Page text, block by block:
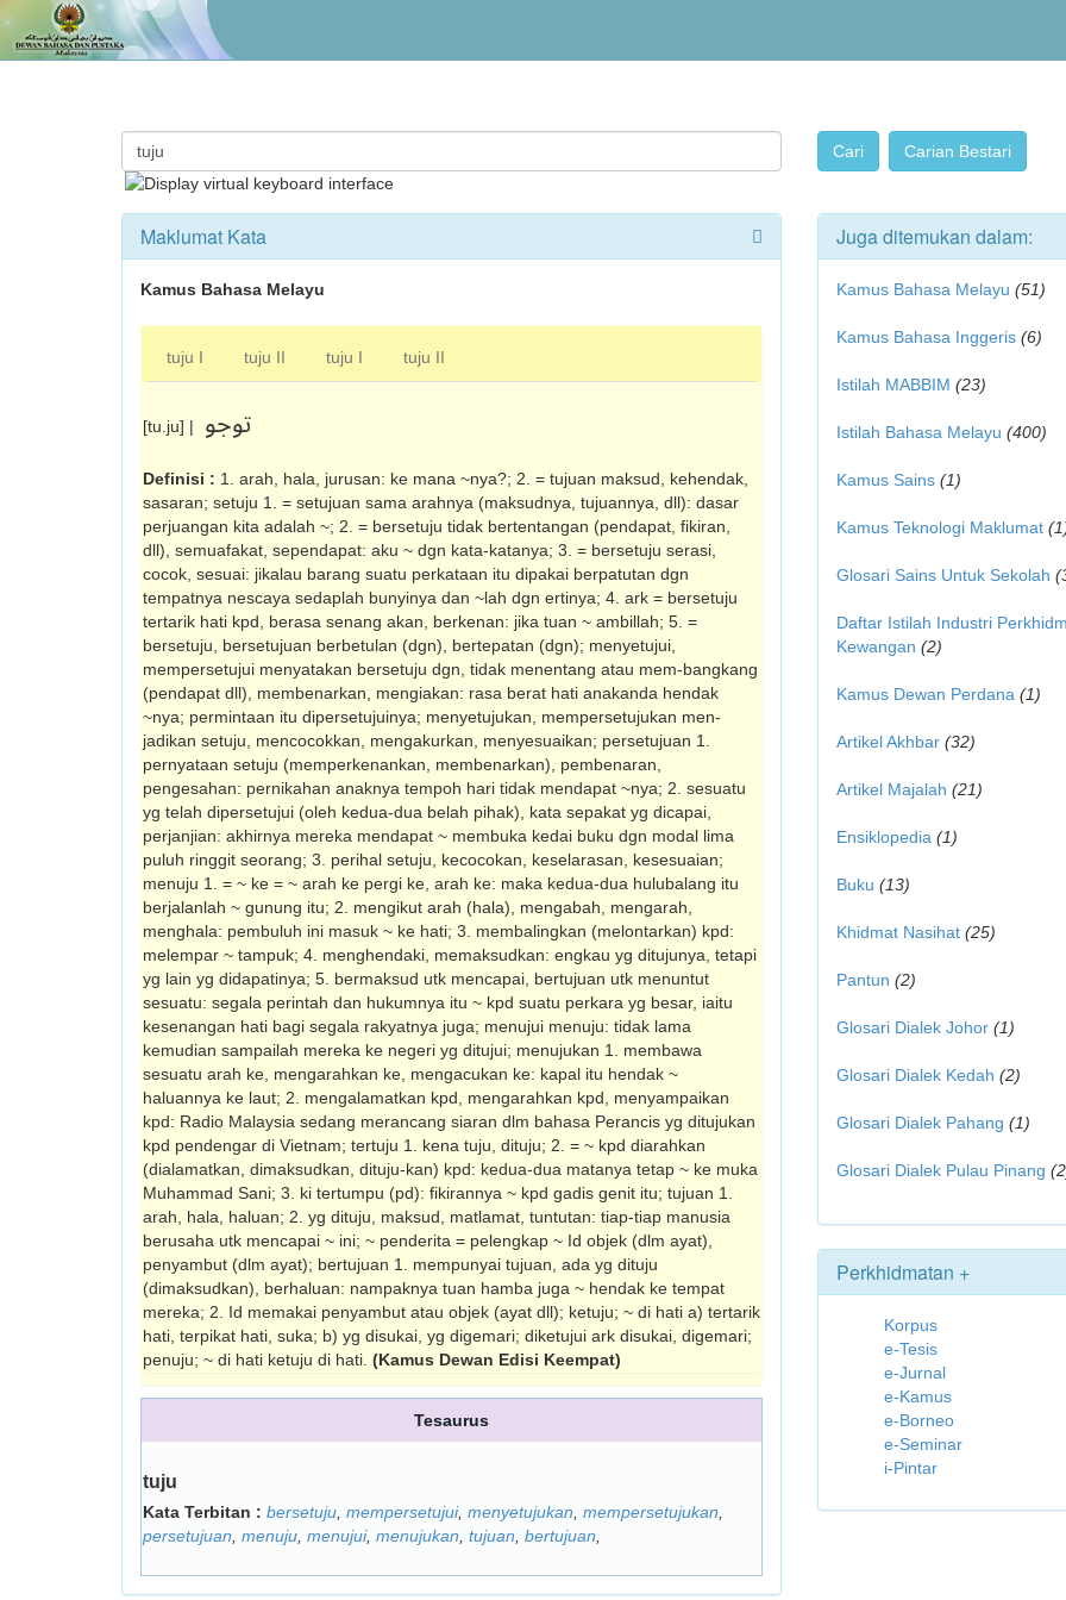
Maklumat Kata
Kamus Bahasa Melayu
tuju I tuju II tuju I tuju II
[tu.ju] | توجو
Definisi : 1. arah, hala, jurusan: ke mana ~nya?; 2. = tujuan maksud, kehendak,
sasaran; setuju 1. = setujuan sama arahnya (mak­sud­nya, tujuannya, dll): dasar
perjuangan kita adalah ~; 2. = bersetuju tidak ber­tentangan (pendapat, fikiran,
dll), semua­fakat, sependapat: aku ~ dgn kata-katanya; 3. = bersetuju serasi,
cocok, sesuai: jikalau barang suatu perkataan itu dipakai ber­patutan dgn
tempatnya nescaya sedaplah bunyinya dan ~lah dgn ertinya; 4. ark = bersetuju
tertarik hati kpd, berasa senang akan, berkenan: jika tuan ~ ambillah; 5. =
bersetuju, bersetujuan berbetulan (dgn), bertepatan (dgn); menyetujui,
mempersetujui menyatakan bersetuju dgn, tidak menentang atau mem-bangkang
(pendapat dll), membenarkan, mengiakan: rasa berat hati anakanda hendak
~nya; permintaan itu dipersetujuinya; menyetujukan, mempersetujukan men­
jadikan setuju, mencocokkan, mengakurkan, menyesuaikan; persetujuan 1.
pernyataan setuju (mem­perkenankan, membenarkan), pembenaran,
pengesahan: pernikahan anaknya tempoh hari tidak mendapat ~nya; 2. sesuatu
yg telah dipersetujui (oleh kedua-dua belah pihak), kata sepakat yg dicapai,
perjanjian: akhirnya mereka mendapat ~ membuka kedai buku dgn modal lima
puluh ringgit seorang; 3. perihal setuju, kecocokan, keselarasan, kesesuaian;
menuju 1. = ~ ke = ~ arah ke pergi ke, arah ke: maka kedua-dua hulubalang itu
ber­jalanlah ~ gunung itu; 2. mengikut arah (hala), mengabah, mengarah,
menghala: pem­buluh ini masuk ~ ke hati; 3. membalingkan (melontarkan) kpd:
melempar ~ tampuk; 4. menghendaki, memaksudkan: engkau yg ditujunya, tetapi
yg lain yg didapatinya; 5. bermaksud utk mencapai, bertujuan utk menuntut
sesuatu: segala perintah dan hukumnya itu ~ kpd suatu perkara yg besar, iaitu
kesenangan hati bagi segala rakyatnya juga; menujui menuju: tidak lama
kemudian sampailah mereka ke negeri yg ditujui; menujukan 1. membawa
sesuatu arah ke, mengarahkan ke, mengacukan ke: kapal itu hendak ~
haluannya ke laut; 2. meng­alamatkan kpd, mengarahkan kpd, menyam­paikan
kpd: Radio Malaysia sedang meran­cang siaran dlm bahasa Perancis yg dituju­kan
kpd pendengar di Vietnam; tertuju 1. kena tuju, dituju; 2. = ~ kpd diarahkan
(dialamatkan, dimaksudkan, dituju-kan) kpd: kedua-dua matanya tetap ~ ke muka
Muhammad Sani; 3. ki tertumpu (pd): fikirannya ~ kpd gadis genit itu; tujuan 1.
arah, hala, haluan; 2. yg dituju, maksud, matlamat, tuntutan: tiap-tiap manusia
berusaha utk mencapai ~ ini; ~ penderita = pelengkap ~ Id objek (dlm ayat),
penyambut (dlm ayat); bertujuan 1. mempunyai tujuan, ada yg dituju
(dimaksudkan), berhaluan: nampaknya tuan hamba juga ~ hendak ke tempat
mereka; 2. Id memakai penyambut atau objek (ayat dll); ketuju; ~ di hati a) tertarik
hati, terpikat hati, suka; b) yg disukai, yg digemari; diketujui ark disukai, digemari;
penuju; ~ di hati ketuju di hati. (Kamus Dewan Edisi Keempat)
Tesaurus
tuju
Kata Terbitan : bersetuju mempersetujui, menyetujukan mempersetujukan
persetujuan menuju menujui, menujukan tujuan bertujuan
Juga ditemukan dalam:
Kamus Bahasa Melayu (51)
Kamus Bahasa Inggeris (6)
Istilah MABBIM (23)
Istilah Bahasa Melayu (400)
Kamus Sains (1)
Kamus Teknologi Maklumat
Glosari Sains Untuk Sekolah
Daftar Istilah Industri
Kewangan (2)
Kamus Dewan Perdana (1)
Artikel Akhbar (32)
Artikel Majalah (21)
Ensiklopedia (1)
Buku (13)
Khidmat Nasihat (25)
Pantun (2)
Glosari Dialek Johor (1)
Glosari Dialek Kedah (2)
Glosari Dialek Pahang (1)
Glosari Dialek Pulau Pinang
Perkhidmatan +
Korpus
e-Tesis
e-Jurnal
e-Kamus
e-Borneo
e-Seminar
i-Pintar